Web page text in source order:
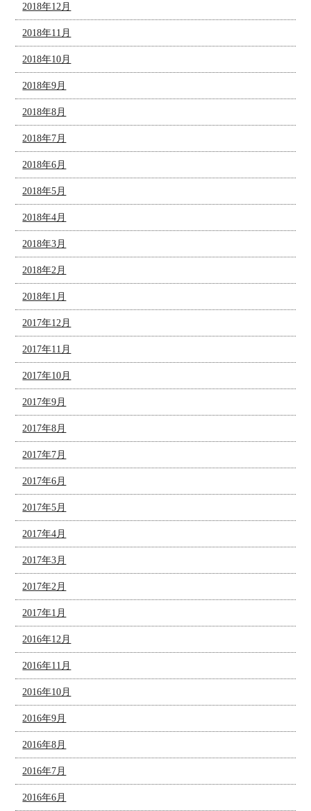
2018年12月
2018年11月
2018年10月
2018年9月
2018年8月
2018年7月
2018年6月
2018年5月
2018年4月
2018年3月
2018年2月
2018年1月
2017年12月
2017年11月
2017年10月
2017年9月
2017年8月
2017年7月
2017年6月
2017年5月
2017年4月
2017年3月
2017年2月
2017年1月
2016年12月
2016年11月
2016年10月
2016年9月
2016年8月
2016年7月
2016年6月